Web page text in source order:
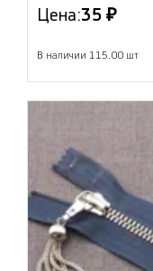
Цена:35 ₽
В наличии 115.00 шт